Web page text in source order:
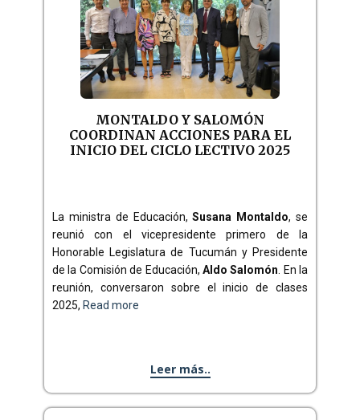
MONTALDO Y SALOMÓN
COORDINAN ACCIONES PARA EL
INICIO DEL CICLO LECTIVO 2025
La ministra de Educación,Susana Montaldo, se
reunió con el vicepresidente primero de la
Honorable Legislatura de Tucumán y Presidente
de la Comisión de Educación, Aldo Salomón . En la
reunión, conversaron sobre el inicio de clases
2025, Read more
Leer más..